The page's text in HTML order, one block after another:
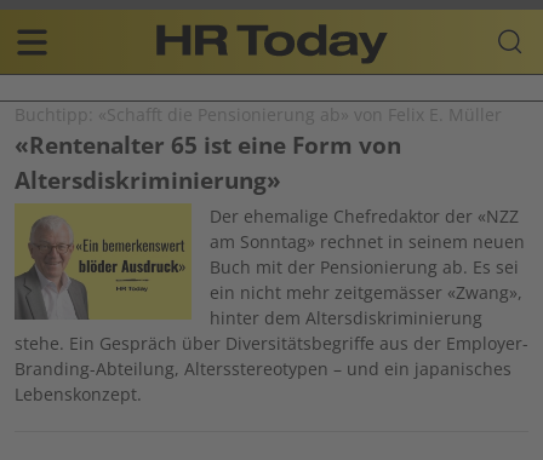
Skip
content
Plattform
für
Human
Resources
navigation
DE
Buchtipp: «Schafft die Pensionierung ab» von Felix E. Müller
«Rentenalter 65 ist eine Form von
Altersdiskriminierung»
Image
Der ehemalige Chefredaktor der «NZZ
am Sonntag» rechnet in seinem neuen
Buch mit der Pensionierung ab. Es sei
ein nicht mehr zeitgemässer «Zwang»,
hinter dem Altersdiskriminierung
stehe. Ein Gespräch über Diversitätsbegriffe aus der Employer-
Branding-Abteilung, Altersstereotypen – und ein japanisches
Lebenskonzept.